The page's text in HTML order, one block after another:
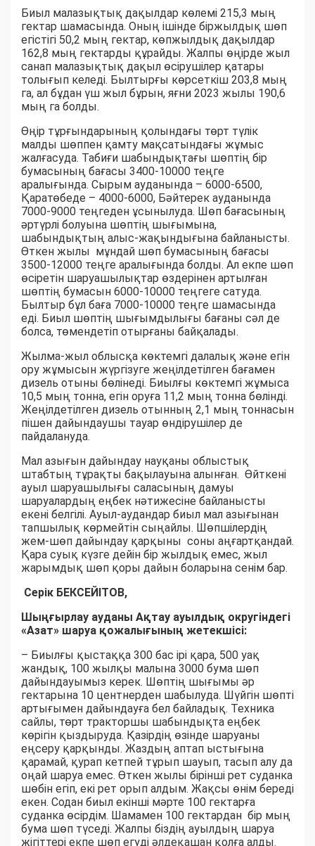
Биыл малазықтық дақылдар көлемі 215,3 мың
гектар шамасында. Оның ішінде біржылдық шөп
егістігі 50,2 мың гектар, көпжылдық дақылдар
162,8 мың гектарды құрайды. Жалпы өңірде жыл
санап малазықтық дақыл өсірушілер қатары
толығып келеді. Былтырғы көрсеткіш 203,8 мың
га, ал бұдан үш жыл бұрын, яғни 2023 жылы 190,6
мың га болды.
Өңір тұрғындарының қолындағы төрт түлік
малды шөппен қамту мақсатындағы жұмыс
жалғасуда. Табиғи шабындықтағы шөптің бір
бумасының бағасы 3400-10000 теңге
аралығында. Сырым ауданында – 6000-6500,
Қаратөбеде – 4000-6000, Бәйтерек ауданында
7000-9000 теңгеден ұсынылуда. Шөп бағасының
әртүрлі болуына шөптің шығымына,
шабындықтың алыс-жақындығына байланысты.
Өткен жылы мұндай шөп бумасының бағасы
3500-12000 теңге аралығында болды. Ал екпе шөп
өсіретін шаруашылықтар өздерінен артылған
шөптің бумасын 6000-10000 теңгеге сатуда.
Былтыр бұл баға 7000-10000 теңге шамасында
еді. Биыл шөптің шығымдылығы бағаны сәл де
болса, төмендетіп отырғаны байқалады.
Жылма-жыл облысқа көктемгі далалық және егін
ору жұмысын жүргізуге жеңілдетілген бағамен
дизель отыны бөлінеді. Биылғы көктемгі жұмыса
10,5 мың тонна, егін оруға 11,2 мың тонна бөлінді.
Жеңілдетілген дизель отынның 2,1 мың тоннасын
пішен дайындаушы тауар өндірушілер де
пайдалануда.
Мал азығын дайындау науқаны облыстық
штабтың тұрақты бақылауына алынған. Өйткені
ауыл шаруашылығы саласының дамуы
шаруалардың еңбек нәтижесіне байланысты
екені белгілі. Ауыл-аудандар биыл мал азығынан
тапшылық көрмейтін сыңайлы. Шөпшілердің
жем-шөп дайындау қарқыны соны аңғартқандай.
Қара суық күзге дейін бір жылдық емес, жыл
жарымдық шөп қоры дайын боларына сенім бар.
Серік БЕКСЕЙІТОВ,
Шыңғырлау ауданы Ақтау ауылдық округіндегі
«Азат» шаруа қожалығының жетекшісі:
– Биылғы қыстаққа 300 бас ірі қара, 500 уақ
жандық, 100 жылқы малына 3000 бума шөп
дайындауымыз керек. Шөптің шығымы әр
гектарына 10 центнерден шабылуда. Шүйгін шөпті
артығымен дайындауға бел байладық. Техника
сайлы, төрт тракторшы шабындықта еңбек
көрігін қыздыруда. Қазірдің өзінде шаруаны
еңсеру қарқынды. Жаздың аптап ыстығына
қарамай, қурап кетпей тұрып шауып, тасып алу да
оңай шаруа емес. Өткен жылы бірінші рет суданка
шөбін егіп, екі рет орып алдым. Жақсы өнім береді
екен. Содан биыл екінші мәрте 100 гектарға
суданка өсірдім. Шамамен 100 гектардан бір мың
бума шөп түседі. Жалпы біздің ауылдың шаруа
жігіттері екпе шөп егуді әлдеқашан қолға алды.